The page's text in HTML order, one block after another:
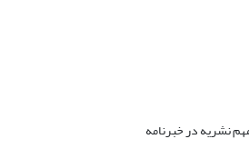
نشریه در خبرنامه